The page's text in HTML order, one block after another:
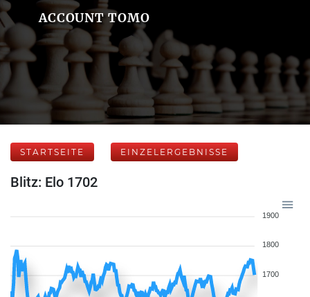
ACCOUNT TOMO
STARTSEITE EINZELERGEBNISSE
Blitz: Elo 1702
1900
1800
1700